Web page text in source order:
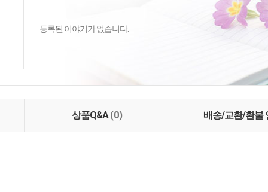
등록된 이야기가 없습니다.
상품Q&A(0) 배송/교환/환불